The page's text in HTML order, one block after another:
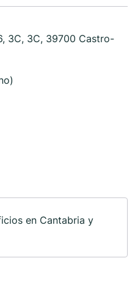
3C, 3C, 39700 Castro-
en Cantabria y